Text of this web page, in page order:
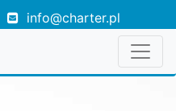
info@charter.pl